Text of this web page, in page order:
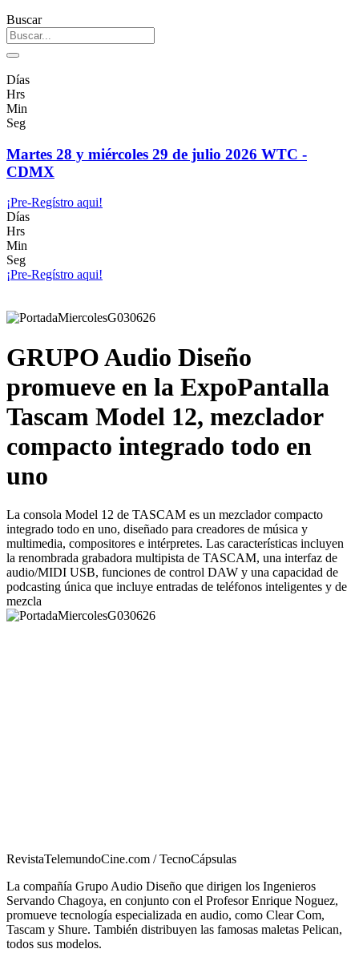
Buscar
Días
Hrs
Min
Seg
Martes 28 y miércoles 29 de julio 2026 WTC -
CDMX
¡Pre-Regístro aqui!
Días
Hrs
Min
Seg
¡Pre-Regístro aqui!
GRUPO Audio Diseño
promueve en la ExpoPantalla
Tascam Model 12, mezclador
compacto integrado todo en
uno
La consola Model 12 de TASCAM es un mezclador compacto
integrado todo en uno, diseñado para creadores de música y
multimedia, compositores e intérpretes. Las características incluyen
la renombrada grabadora multipista de TASCAM, una interfaz de
audio/MIDI USB, funciones de control DAW y una capacidad de
podcasting única que incluye entradas de teléfonos inteligentes y de
mezcla
RevistaTelemundoCine.com / TecnoCápsulas
La compañía Grupo Audio Diseño que dirigen los Ingenieros
Servando Chagoya, en conjunto con el Profesor Enrique Noguez,
promueve tecnología especializada en audio, como Clear Com,
Tascam y Shure. También distribuyen las famosas maletas Pelican,
todos sus modelos.